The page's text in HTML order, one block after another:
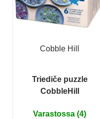
Cobble Hill
Triediče puzzle
CobbleHill
Varastossa (4)